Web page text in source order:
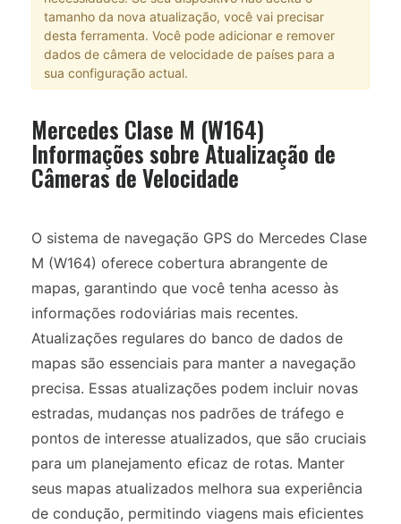
tamanho da nova atualização, você vai precisar
desta ferramenta. Você pode adicionar e remover
dados de câmera de velocidade de países para a
sua configuração actual.
Mercedes Clase M (W164)
Informações sobre Atualização de
Câmeras de Velocidade
O sistema de navegação GPS do Mercedes Clase
M (W164) oferece cobertura abrangente de
mapas, garantindo que você tenha acesso às
informações rodoviárias mais recentes.
Atualizações regulares do banco de dados de
mapas são essenciais para manter a navegação
precisa. Essas atualizações podem incluir novas
estradas, mudanças nos padrões de tráfego e
pontos de interesse atualizados, que são cruciais
para um planejamento eficaz de rotas. Manter
seus mapas atualizados melhora sua experiência
de condução, permitindo viagens mais eficientes